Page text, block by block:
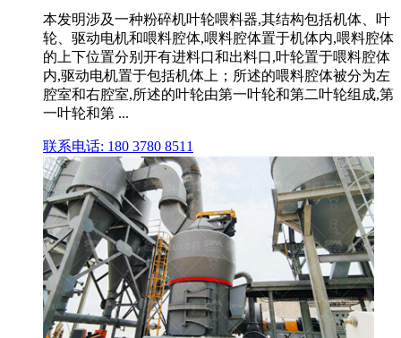
本发明涉及一种粉碎机叶轮喂料器,其结构包括机体、叶
轮、驱动电机和喂料腔体,喂料腔体置于机体内,喂料腔体
的上下位置分别开有进料口和出料口,叶轮置于喂料腔体
内,驱动电机置于包括机体上；所述的喂料腔体被分为左
腔室和右腔室,所述的叶轮由第一叶轮和第二叶轮组成,第
一叶轮和第 ...
联系电话: 180 3780 8511